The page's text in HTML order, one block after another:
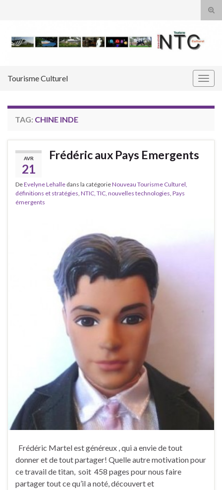
Tourisme Culturel
TAG: CHINE INDE
AVR
21
Frédéric aux Pays Emergents
DeEvelyne Lehalle dans la catégorieNouveau Tourisme Culturel,
définitions et stratégies, NTIC, TIC, nouvelles technologies, Pays
émergents
Frédéric Martel est généreux , qui a envie de tout
donner et de tout partager! Quelle autre motivation pour
ce travail de titan, soit 458 pages pour nous faire
partager tout ce qu’il a noté, découvert et